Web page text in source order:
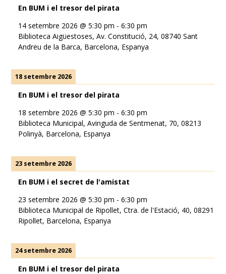
En BUM i el tresor del pirata
14 setembre 2026 @5:30 pm -6:30 pm
Biblioteca Aigüestoses, Av. Constitució, 24, 08740 Sant
Andreu de la Barca, Barcelona, Espanya
18 setembre 2026
En BUM i el tresor del pirata
18 setembre 2026 @5:30 pm -6:30 pm
Biblioteca Municipal, Avinguda de Sentmenat, 70, 08213
Polinyà, Barcelona, Espanya
23 setembre 2026
En BUM i el secret de l'amistat
23 setembre 2026 @5:30 pm -6:30 pm
Biblioteca Municipal de Ripollet, Ctra. de l'Estació, 40, 08291
Ripollet, Barcelona, Espanya
24 setembre 2026
En BUM i el tresor del pirata